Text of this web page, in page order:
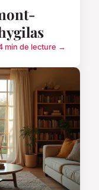
min de lecture →